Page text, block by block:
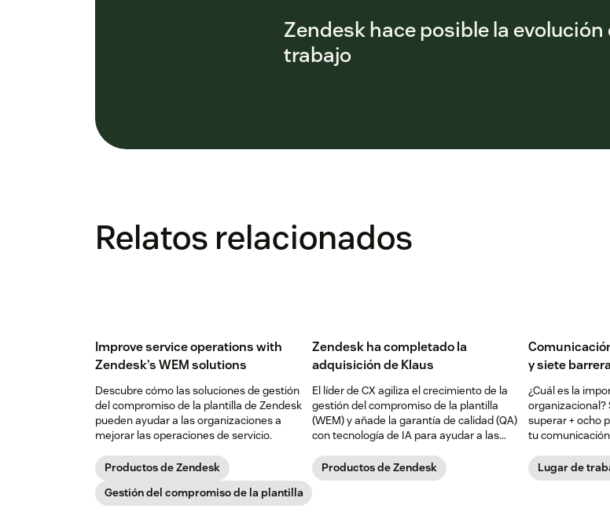
Zendesk hace posible la evolución
trabajo
Relatos relacionados
Improve service operations with
Zendesk’s WEM solutions
Descubre cómo las soluciones de gestión
del compromiso de la plantilla de Zendesk
pueden ayudar a las organizaciones a
mejorar las operaciones de servicio.
Productos de Zendesk
Gestión del compromiso de la plantilla
Zendesk ha completado la
adquisición de Klaus
El líder de CX agiliza el crecimiento de la
gestión del compromiso de la plantilla
(WEM) y añade la garantía de calidad (QA)
con tecnología de IA para ayudar a las
inteligentes a los clientes.
Productos de Zendesk
y siete
¿Cuál es la
organizacional?
superar + ocho
tu
Lugar de